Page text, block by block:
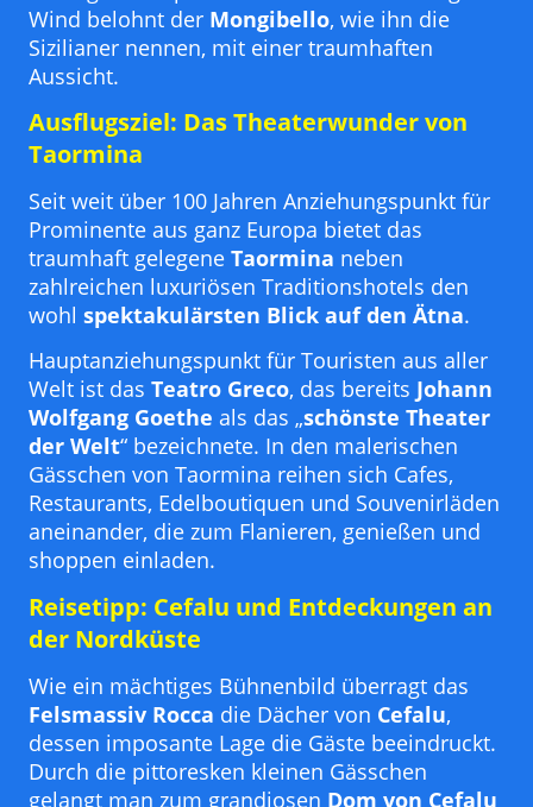
Wind belohnt der Mongibello, wie ihn die
Sizilianer nennen, mit einer traumhaften
Aussicht.
Ausflugsziel: Das Theaterwunder von
Taormina
Seit weit über 100 Jahren Anziehungspunkt für
Prominente aus ganz Europa bietet das
traumhaft gelegene Taormina neben
zahlreichen luxuriösen Traditionshotels den
wohl spektakulärsten Blick auf den Ätna.
Hauptanziehungspunkt für Touristen aus aller
Welt ist das Teatro Greco, das bereits Johann
Wolfgang Goethe als das „schönste Theater
der Welt“ bezeichnete. In den malerischen
Gässchen von Taormina reihen sich Cafes,
Restaurants, Edelboutiquen und Souvenirläden
aneinander, die zum Flanieren, genießen und
shoppen einladen.
Reisetipp: Cefalu und Entdeckungen an
der Nordküste
Wie ein mächtiges Bühnenbild überragt das
Felsmassiv Rocca die Dächer von Cefalu,
dessen imposante Lage die Gäste beeindruckt.
Durch die pittoresken kleinen Gässchen
gelangt man zum grandiosen Dom von Cefalu